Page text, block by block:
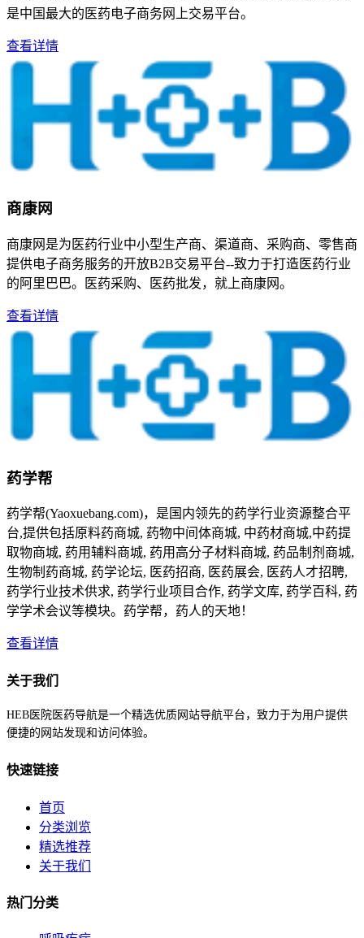
是中国最大的医药电子商务网上交易平台。
查看详情
商康网
商康网是为医药行业中小型生产商、渠道商、采购商、零售商
提供电子商务服务的开放B2B交易平台--致力于打造医药行业
的阿里巴巴。医药采购、医药批发，就上商康网。
查看详情
药学帮
药学帮(Yaoxuebang.com)，是国内领先的药学行业资源整合平
台,提供包括原料药商城, 药物中间体商城, 中药材商城,中药提
取物商城, 药用辅料商城, 药用高分子材料商城, 药品制剂商城,
生物制药商城, 药学论坛, 医药招商, 医药展会, 医药人才招聘,
药学行业技术供求, 药学行业项目合作, 药学文库, 药学百科, 药
学学术会议等模块。药学帮，药人的天地！
查看详情
关于我们
HEB医院医药导航是一个精选优质网站导航平台，致力于为用户提供
便捷的网站发现和访问体验。
快速链接
首页
分类浏览
精选推荐
关于我们
热门分类